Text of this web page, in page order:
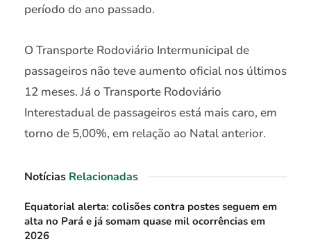
período do ano passado.
O Transporte Rodoviário Intermunicipal de
passageiros não teve aumento oficial nos últimos
12 meses. Já o Transporte Rodoviário
Interestadual de passageiros está mais caro, em
torno de 5,00%, em relação ao Natal anterior.
Notícias Relacionadas
Equatorial alerta: colisões contra postes seguem em
alta no Pará e já somam quase mil ocorrências em
2026